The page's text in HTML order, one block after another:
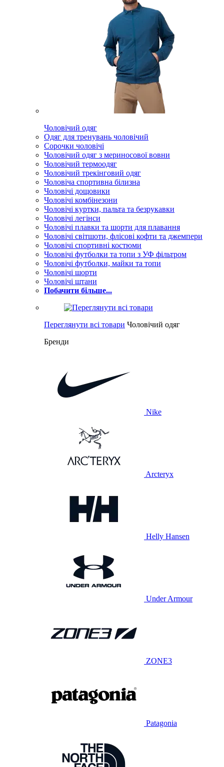
Чоловічий одяг
Одяг для тренувань чоловічий
Сорочки чоловічі
Чоловічий одяг з мериносової вовни
Чоловічий термоодяг
Чоловічий трекінговий одяг
Чоловіча спортивна білизна
Чоловічі дощовики
Чоловічі комбінезони
Чоловічі куртки, пальта та безрукавки
Чоловічі легінси
Чоловічі плавки та шорти для плавання
Чоловічі світшоти, флісові кофти та джемпери
Чоловічі спортивні костюми
Чоловічі футболки та топи з УФ фільтром
Чоловічі футболки, майки та топи
Чоловічі шорти
Чоловічі штани
Побачити більше...
Переглянути всі товари Чоловічий одяг
Бренди
Nike
Arcteryx
Helly Hansen
Under Armour
ZONE3
Patagonia